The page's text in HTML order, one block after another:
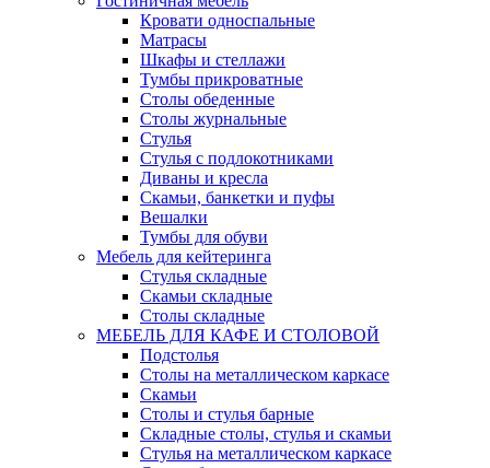
Кровати односпальные
Матрасы
Шкафы и стеллажи
Тумбы прикроватные
Столы обеденные
Столы журнальные
Стулья
Стулья с подлокотниками
Диваны и кресла
Скамьи, банкетки и пуфы
Вешалки
Тумбы для обуви
Мебель для кейтеринга
Стулья складные
Скамьи складные
Столы складные
МЕБЕЛЬ ДЛЯ КАФЕ И СТОЛОВОЙ
Подстолья
Столы на металлическом каркасе
Скамьи
Столы и стулья барные
Складные столы, стулья и скамьи
Стулья на металлическом каркасе